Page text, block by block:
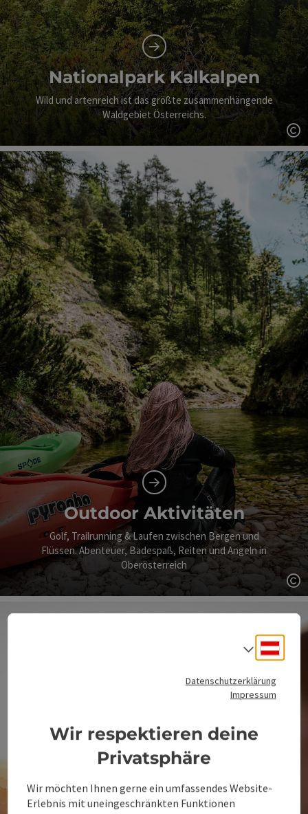
Nationalpark Kalkalpen
Wild und artenreich ist das größte zusammenhängende
Waldgebiet Österreichs.
Outdoor Aktivitäten
Golf, Trailrunning & Laufen zwischen Bergen und
Flüssen. Abenteuer, Badespaß, Reiten und Angeln in
Oberösterreich
Datenschutzerklärung
Impressum
Wir respektieren deine
Privatsphäre
Wir möchten Ihnen gerne ein umfassendes Website-
Erlebnis mit uneingeschränkten Funktionen